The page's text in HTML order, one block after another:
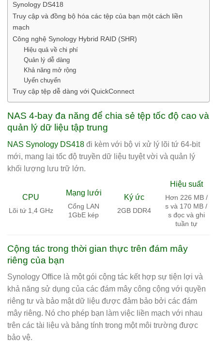
Synology DS418
Truy cập và đồng bộ hóa các tệp của bạn một cách liền
mạch
Công nghệ Synology Hybrid RAID (SHR)
Hiệu quả về chi phí
Quản lý dễ dàng
Khả năng mở rộng
Uyển chuyển
Truy cập tệp dễ dàng với QuickConnect
NAS 4-bay đa năng để chia sẻ tệp tốc độ cao và
quản lý dữ liệu tập trung
NAS Synology DS418 đi kèm với bộ vi xử lý lõi tứ 64-bit
mới, mang lại tốc độ truyền dữ liệu tuyệt vời và quản lý
khối lượng lưu trữ lớn.
CPU
Lõi tứ 1,4 GHz
Mạng lưới
Cổng LAN
1GbE kép
Ký ức
2GB DDR4
Hiệu suất
Hơn 226 MB /
s và 170 MB /
s đọc và ghi
tuần tự
Cộng tác trong thời gian thực trên đám mây
riêng của bạn
Synology Office là một gói cộng tác kết hợp sự tiện lợi và
khả năng sử dụng của các đám mây công cộng với quyền
riêng tư và bảo mật dữ liệu được đảm bảo bởi các đám
mây riêng. Nó cho phép bạn làm việc liền mạch với nhau
trên các tài liệu và bảng tính trong một môi trường được
bảo vệ.